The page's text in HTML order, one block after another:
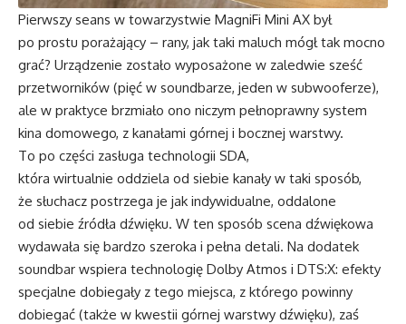
Pierwszy seans w towarzystwie MagniFi Mini AX był
po prostu porażający – rany, jak taki maluch mógł tak mocno
grać? Urządzenie zostało wyposażone w zaledwie sześć
przetworników (pięć w soundbarze, jeden w subwooferze),
ale w praktyce brzmiało ono niczym pełnoprawny system
kina domowego, z kanałami górnej i bocznej warstwy.
To po części zasługa technologii SDA,
która wirtualnie oddziela od siebie kanały w taki sposób,
że słuchacz postrzega je jak indywidualne, oddalone
od siebie źródła dźwięku. W ten sposób scena dźwiękowa
wydawała się bardzo szeroka i pełna detali. Na dodatek
soundbar wspiera technologię Dolby Atmos i DTS:X: efekty
specjalne dobiegały z tego miejsca, z którego powinny
dobiegać (także w kwestii górnej warstwy dźwięku), zaś